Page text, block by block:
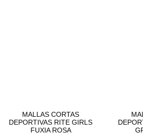
MALLAS CORTAS
DEPORTIVAS RITE GIRLS
FUXIA ROSA